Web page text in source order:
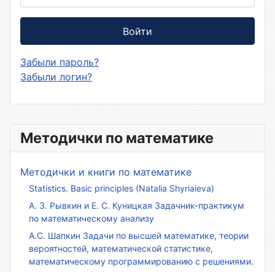
Методички по математике
Методички и книги по математике
Statistics. Basic principles (Natalia Shyriaieva)
А. З. Рывкин и Е. С. Куницкая Задачник-практикум
по математическому анализу
А.С. Шапкин Задачи по высшей математике, теории
вероятностей, математической статистике,
математическому программированию с решениями.
Войти
Забыли пароль?
Забыли логин?